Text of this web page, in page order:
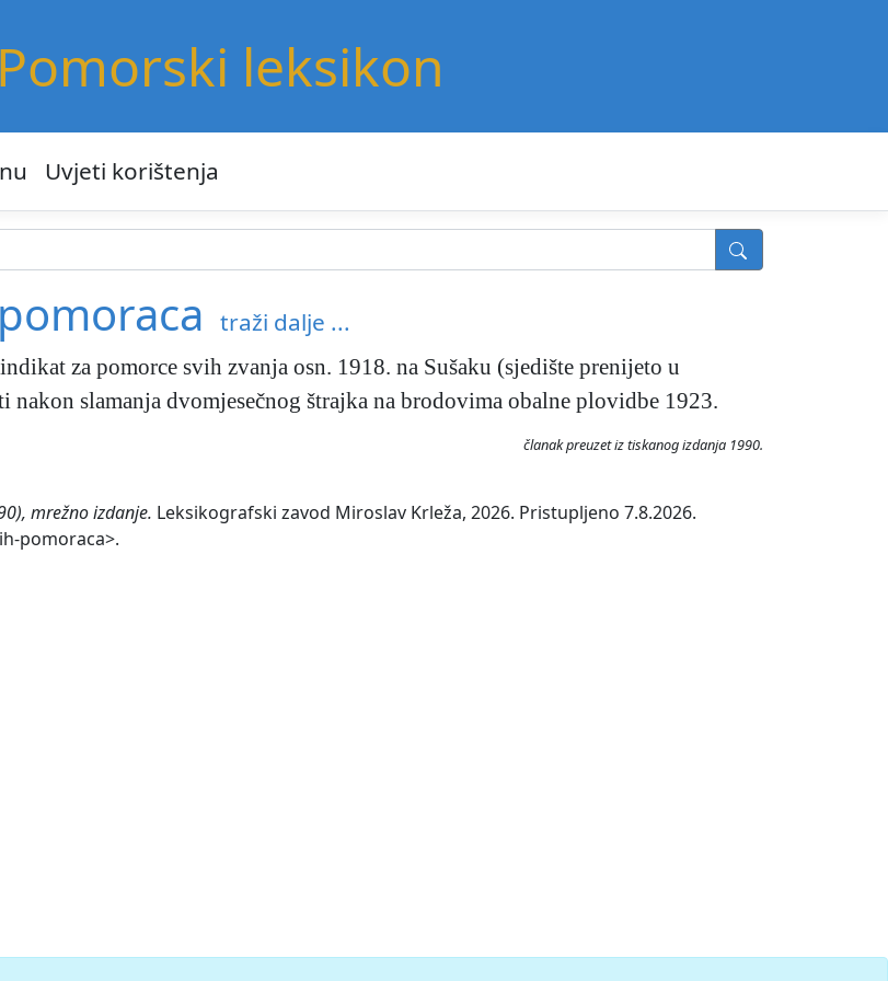
Pomorski leksikon
Uvjeti korištenja
traži dalje ...
za pomorce svih zvanja osn. 1918. na Sušaku (sjedište prenijeto u
slamanja dvomjesečnog štrajka na brodovima obalne plovidbe 1923.
članak preuzet iz tiskanog izdanja 1990.
mrežno izdanje. Leksikografski zavod Miroslav Krleža, 2026. Pristupljeno 7.8.2026.
pomoraca>.